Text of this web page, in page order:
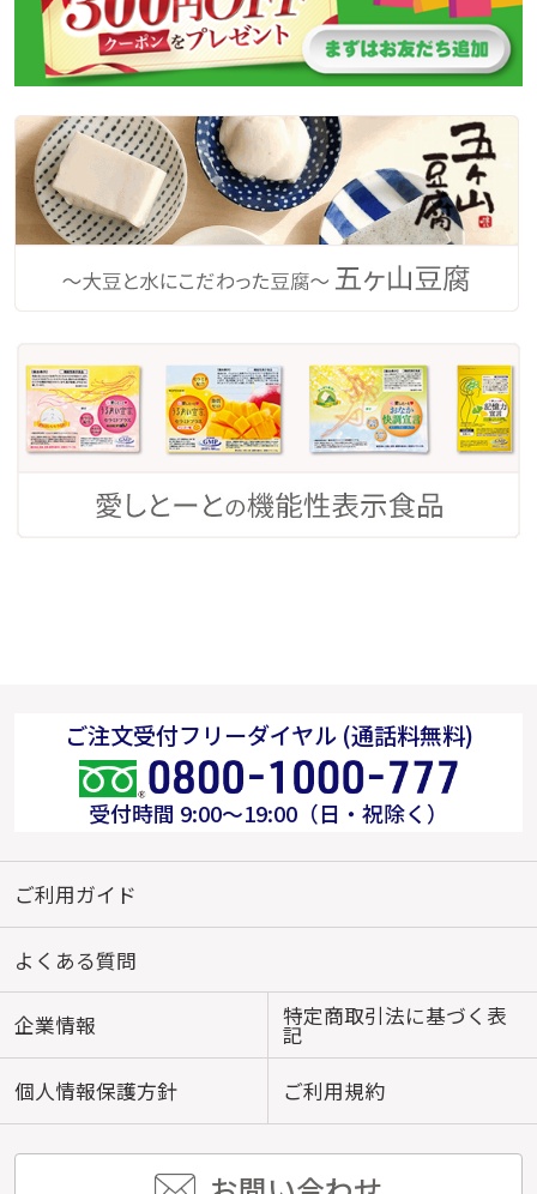
ご注文受付フリーダイヤル (通話料無料)
受付時間 9:00～19:00（日・祝除く）
ご利用ガイド
よくある質問
企業情報 特定商取引法に基づく表
記
個人情報保護方針
ご利用規約